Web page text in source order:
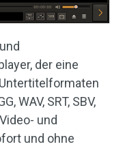
der eine
WAV, SRT, SBV,
und
und ohne